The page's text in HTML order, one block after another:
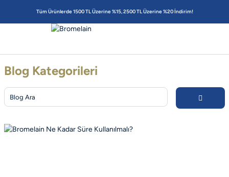
Tüm Ürünlerde 1500 TL Üzerine %15, 2500 TL Üzerine %20 İndirim!
Blog Kategorileri